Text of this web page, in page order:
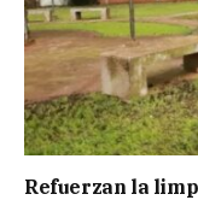
Refuerzan la